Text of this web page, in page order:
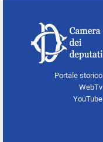
Portale storico
WebTv
YouTube